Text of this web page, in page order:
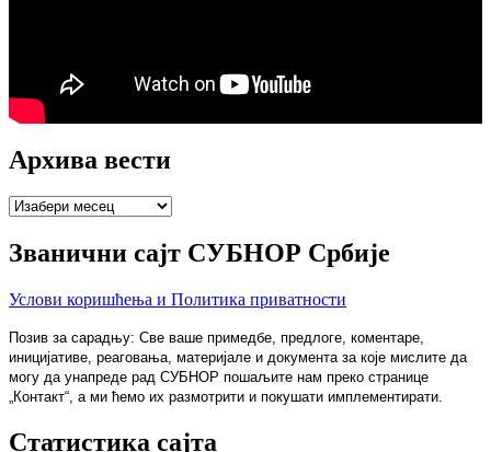
Архива вести
Архива
Званични сајт СУБНОР Србије
Услови коришћења и Политика приватности
Позив за сарадњу: Све ваше примедбе, предлоге, коментаре,
иницијативе, реаговања, материјале и документа за које мислите да
могу да унапреде рад СУБНОР пошаљите нам преко странице
„Контакт“, а ми ћемо их размотрити и покушати имплементирати.
Статистика сајта